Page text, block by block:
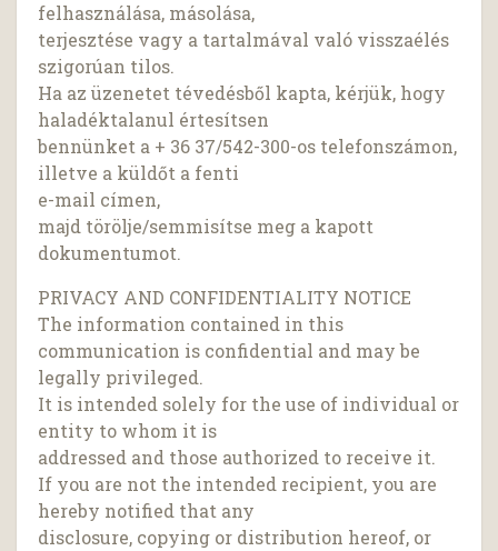
felhasználása, másolása,
terjesztése vagy a tartalmával való visszaélés
szigorúan tilos.
Ha az üzenetet tévedésből kapta, kérjük, hogy
haladéktalanul értesítsen
bennünket a + 36 37/542-300-os telefonszámon,
illetve a küldőt a fenti
e-mail címen,
majd törölje/semmisítse meg a kapott
dokumentumot.
PRIVACY AND CONFIDENTIALITY NOTICE
The information contained in this
communication is confidential and may be
legally privileged.
It is intended solely for the use of individual or
entity to whom it is
addressed and those authorized to receive it.
If you are not the intended recipient, you are
hereby notified that any
disclosure, copying or distribution hereof, or